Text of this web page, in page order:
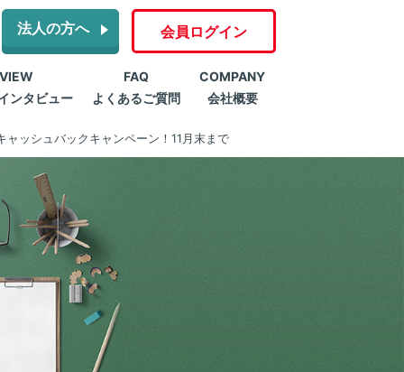
法人の方へ 会員ログイン
ンタビュー
FAQ
よくあるご質問
COMPANY
会社概要
ャッシュバックキャンペーン！11月末まで